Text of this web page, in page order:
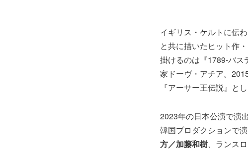
イギリス・ケルトに伝
と共に描いたヒット作・
掛けるのは『1789-バス
家ドーヴ・アチア。
『アーサー王伝説』と
2023年の日本公演で演
韓国プロダクションで
方／加藤和樹、ランス